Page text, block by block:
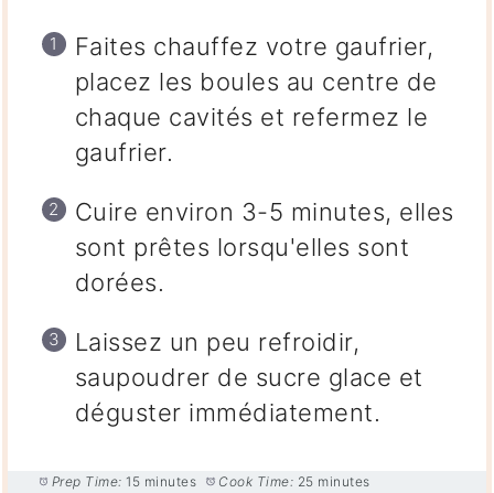
Faites chauffez votre gaufrier,
placez les boules au centre de
chaque cavités et refermez le
gaufrier.
Cuire environ 3-5 minutes, elles
sont prêtes lorsqu'elles sont
dorées.
Laissez un peu refroidir,
saupoudrer de sucre glace et
déguster immédiatement.
Prep Time: 15 minutes Cook Time: 25 minutes